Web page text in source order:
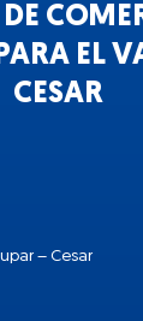
EL
CESAR
– Cesar